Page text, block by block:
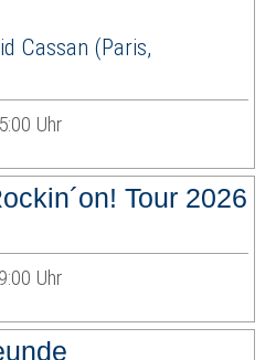
Cassan (Paris,
Uhr
Tour 2026
Uhr